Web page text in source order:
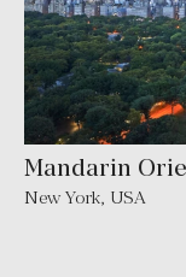
Mandarin
New York, USA